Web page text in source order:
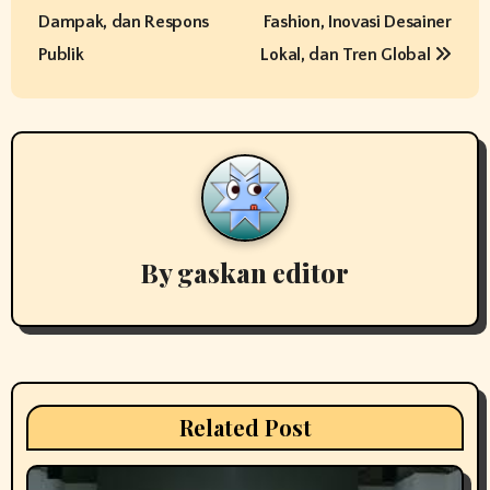
n
a
a
t
o
Dampak, dan Respons
Publik
Fashion, Inovasi Desainer
Lokal, dan Tren Global
Bygaskan editor
Related Post